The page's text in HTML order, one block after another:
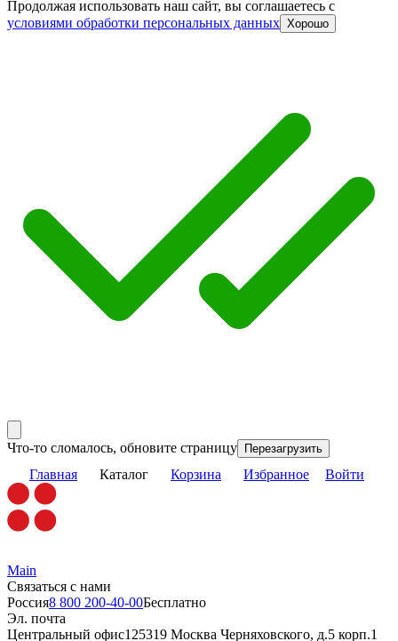
Связаться с нами
Россия
8 800 200-40-00
Эл. почта
Центральный офис